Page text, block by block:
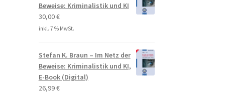
Beweise: Kriminalistik und KI
30,00€
inkl. 7 % MwSt.
Stefan K. Braun – Im Netz der
Beweise: Kriminalistik und KI,
E-Book (Digital)
26,99€